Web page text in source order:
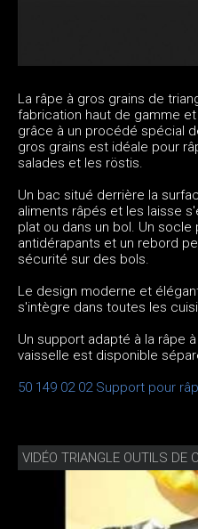
La râpe à gros grains de
fabrication haut de gamme
grâce à un procédé spécial
gros grains est idéale pour
salades et les röstis.
Un bac situé derrière la
aliments râpés et les laisse
plat ou dans un bol. Un
antidérapants et un rebord
sécurité sur des bols.
Le design moderne et
s'intègre dans toutes les
Un support adapté à la râpe
vaisselle est disponible
50 149 02 02 Support pour
VIDÉO TRIANGLE OUTILS DE